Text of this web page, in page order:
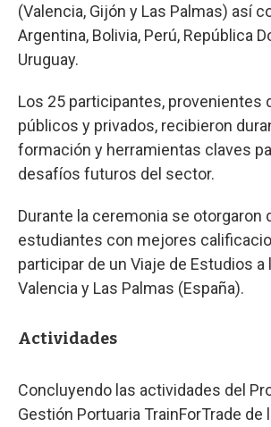
(Valencia, Gijón y Las Palmas) así
Argentina, Bolivia, Perú, República
Uruguay.
Los 25 participantes, provenientes
públicos y privados, recibieron
formación y herramientas claves
desafíos futuros del sector.
Durante la ceremonia se otorgaron
estudiantes con mejores
participar de un Viaje de Estudios
Valencia y Las Palmas (España).
Actividades
Concluyendo las actividades del
Gestión Portuaria TrainForTrade de